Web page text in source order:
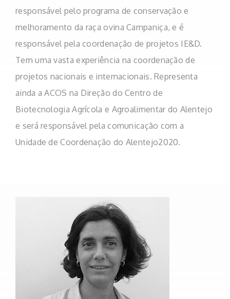
responsável pelo programa de conservação e
melhoramento da raça ovina Campaniça, e é
responsável pela coordenação de projetos IE&D.
Tem uma vasta experiência na coordenação de
projetos nacionais e internacionais. Representa
ainda a ACOS na Direção do Centro de
Biotecnologia Agrícola e Agroalimentar do Alentejo
e será responsável pela comunicação com a
Unidade de Coordenação do Alentejo2020.